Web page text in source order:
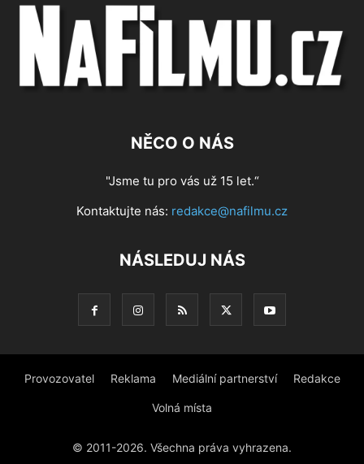
NĚCO O NÁS
"Jsme tu pro vás už 15 let.“
Kontaktujte nás: redakce@nafilmu.cz
NÁSLEDUJ NÁS
Provozovatel Reklama Mediální partnerství Redakce
Volná místa
© 2011-2026. Všechna práva vyhrazena.